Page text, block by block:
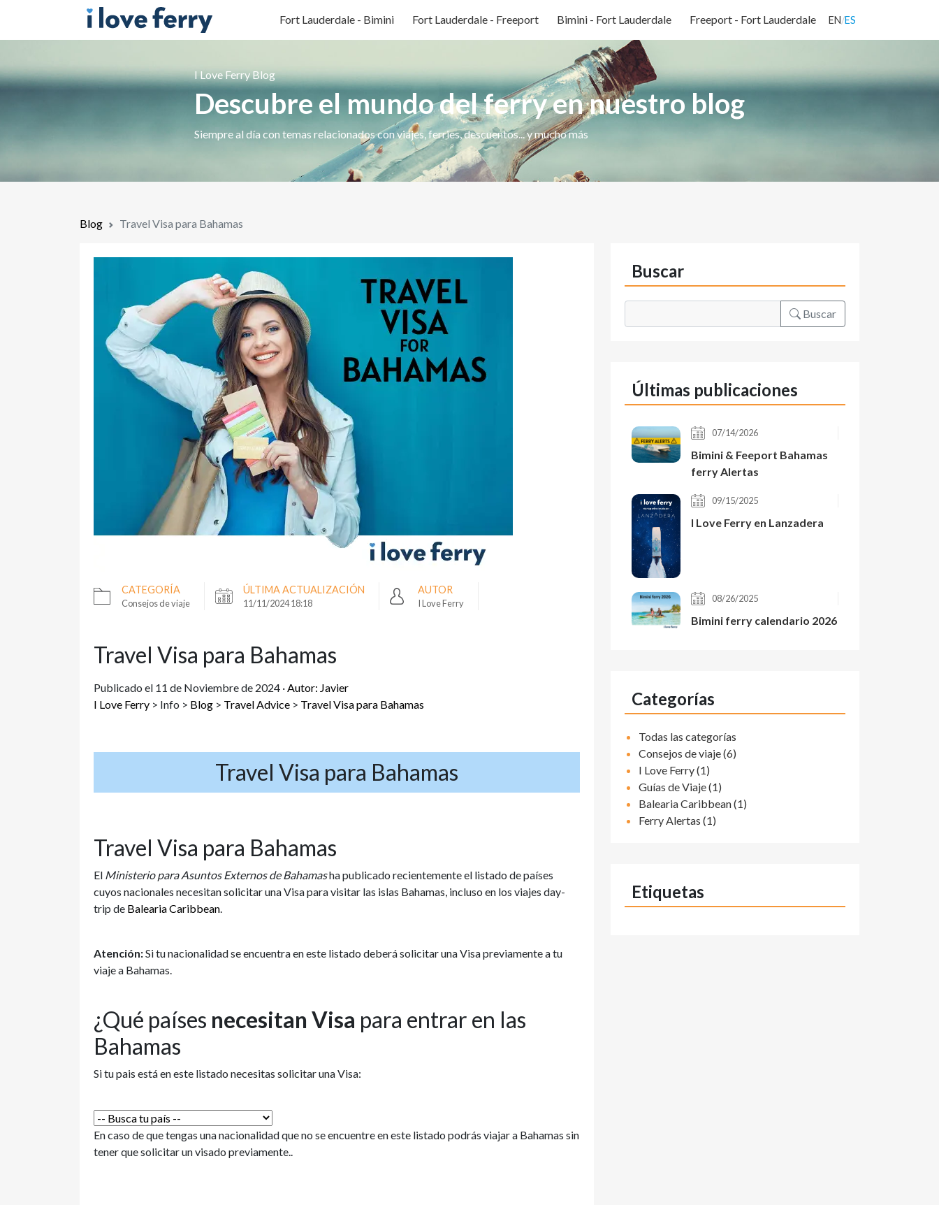
Fort Lauderdale - Bimini Fort Lauderdale - Freeport Bimini - Fort Lauderdale Freeport - Fort Lauderdale EN/ES
I Love Ferry Blog
Descubre el mundo del ferry en nuestro blog
Siempre al día con temas relacionados con viajes, ferries, descuentos... y mucho más
Blog Travel Visa para Bahamas
CATEGORÍA
Consejos de viaje
ÚLTIMA ACTUALIZACIÓN
11/11/2024 18:18
AUTOR
I Love Ferry
Travel Visa para Bahamas
Publicado el 11 de Noviembre de 2024 · Autor: Javier
I Love Ferry > Info > Blog > Travel Advice > Travel Visa para Bahamas
Travel Visa para Bahamas
Travel Visa para Bahamas
El Ministerio para Asuntos Externos de Bahamasha publicado recientemente el listado de países
cuyos nacionales necesitan solicitar una Visa para visitar las islas Bahamas, incluso en los viajes day-
trip de Balearia Caribbean
Atención:Si tu nacionalidad se encuentra en este listado deberá solicitar una Visa previamente a tu
viaje a Bahamas.
¿Qué países necesitan Visa para entrar en las
Bahamas
Si tu pais está en este listado necesitas solicitar una Visa:
En caso de que tengas una nacionalidad que no se encuentre en este listado podrás viajar a Bahamas sin
tener que solicitar un visado previamente..
Buscar
Buscar
Últimas publicaciones
07/14/2026
Bimini & Feeport Bahamas
ferry Alertas
09/15/2025
I Love Ferry en Lanzadera
08/26/2025
Bimini ferry calendario 2026
Categorías
Todas las categorías
Consejos de viaje (6)
I Love Ferry (1)
Guías de Viaje (1)
Balearia Caribbean (1)
Ferry Alertas (1)
Etiquetas